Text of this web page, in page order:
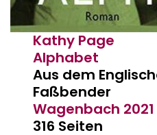
Kathy Page
Alphabet
Aus dem
Faßbender
Wagenbach 2021
316 Seiten